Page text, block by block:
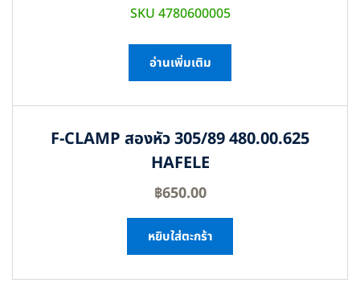
SKU 4780600005
อ่านเพิ่มเติม
F-CLAMP สองหัว 305/89 480.00.625
HAFELE
฿650.00
หยิบใส่ตะกร้า